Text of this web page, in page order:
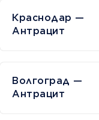
Краснодар —
Антрацит
Волгоград —
Антрацит